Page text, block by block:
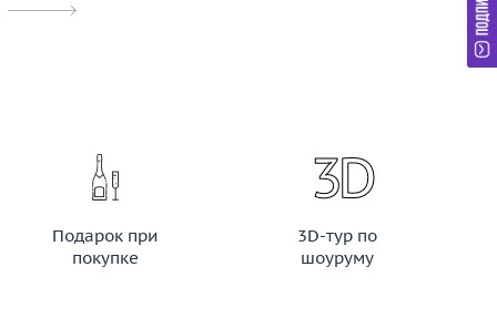
Подарок при
покупке
3D-тур по
шоуруму